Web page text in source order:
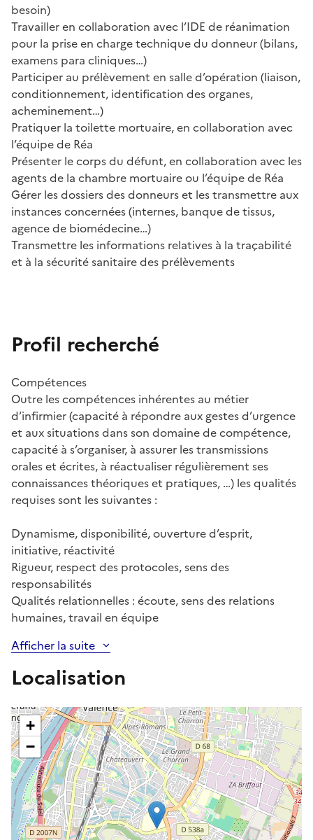
besoin)
Travailler en collaboration avec l’IDE de réanimation
pour la prise en charge technique du donneur (bilans,
examens para cliniques…)
Participer au prélèvement en salle d’opération (liaison,
conditionnement, identification des organes,
acheminement…)
Pratiquer la toilette mortuaire, en collaboration avec
l’équipe de Réa
Présenter le corps du défunt, en collaboration avec les
agents de la chambre mortuaire ou l’équipe de Réa
Gérer les dossiers des donneurs et les transmettre aux
instances concernées (internes, banque de tissus,
agence de biomédecine…)
Transmettre les informations relatives à la traçabilité
et à la sécurité sanitaire des prélèvements
Profil recherché
Compétences
Outre les compétences inhérentes au métier
d’infirmier (capacité à répondre aux gestes d’urgence
et aux situations dans son domaine de compétence,
capacité à s’organiser, à assurer les transmissions
orales et écrites, à réactualiser régulièrement ses
connaissances théoriques et pratiques, …) les qualités
requises sont les suivantes :
Dynamisme, disponibilité, ouverture d’esprit,
initiative, réactivité
Rigueur, respect des protocoles, sens des
responsabilités
Qualités relationnelles : écoute, sens des relations
humaines, travail en équipe
Afficher la suite
Localisation
+
−